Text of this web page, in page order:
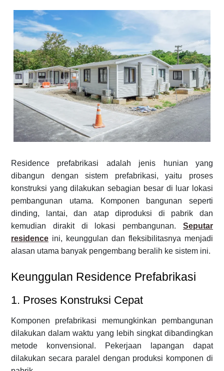
Residence prefabrikasi adalah jenis hunian yang
dibangun dengan sistem prefabrikasi, yaitu proses
konstruksi yang dilakukan sebagian besar di luar lokasi
pembangunan utama. Komponen bangunan seperti
dinding, lantai, dan atap diproduksi di pabrik dan
kemudian dirakit di lokasi pembangunan. Seputar
residence ini, keunggulan dan fleksibilitasnya menjadi
alasan utama banyak pengembang beralih ke sistem ini.
Keunggulan Residence Prefabrikasi
1. Proses Konstruksi Cepat
Komponen prefabrikasi memungkinkan pembangunan
dilakukan dalam waktu yang lebih singkat dibandingkan
metode konvensional. Pekerjaan lapangan dapat
dilakukan secara paralel dengan produksi komponen di